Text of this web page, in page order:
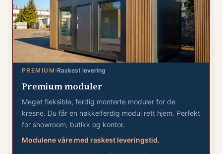
PREMIUM Raskest levering
Premium moduler
Meget fleksible, ferdig monterte moduler for de
kresne. Du får en nøkkelferdig modul rett hjem. Perfekt
for showroom, butikk og kontor.
Modulene våre med raskest leveringstid.